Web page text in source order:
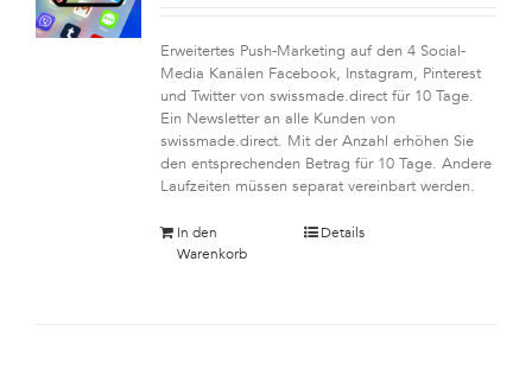
Erweitertes Push-Marketing auf den 4 Social-
Media Kanälen Facebook, Instagram, Pinterest
und Twitter von swissmade.direct für 10 Tage.
Ein Newsletter an alle Kunden von
swissmade.direct. Mit der Anzahl erhöhen Sie
den entsprechenden Betrag für 10 Tage. Andere
Laufzeiten müssen separat vereinbart werden.
In den
Warenkorb
Details